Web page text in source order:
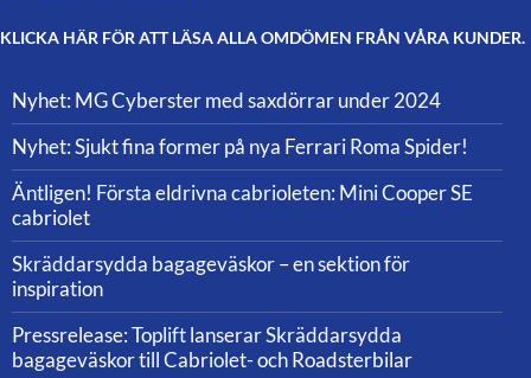
KLICKA HÄR FÖR ATT LÄSA ALLA OMDÖMEN FRÅN VÅRA KUNDER.
Nyhet: MG Cyberster med saxdörrar under 2024
Nyhet: Sjukt fina former på nya Ferrari Roma Spider!
Äntligen! Första eldrivna cabrioleten: Mini Cooper SE
cabriolet
Skräddarsydda bagageväskor – en sektion för
inspiration
Pressrelease: Toplift lanserar Skräddarsydda
bagageväskor till Cabriolet- och Roadsterbilar